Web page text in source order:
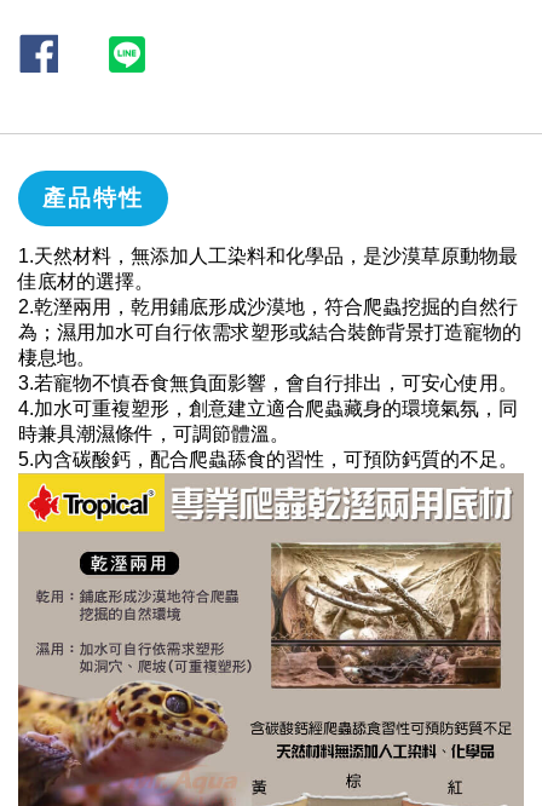
產品特性
1.天然材料，無添加人工染料和化學品，是沙漠草原動物最
佳底材的選擇。
2.乾溼兩用，乾用鋪底形成沙漠地，符合爬蟲挖掘的自然行
為；濕用加水可自行依需求塑形或結合裝飾背景打造寵物的
棲息地。
3.若寵物不慎吞食無負面影響，會自行排出，可安心使用。
4.加水可重複塑形，創意建立適合爬蟲藏身的環境氣氛，同
時兼具潮濕條件，可調節體溫。
5.內含碳酸鈣，配合爬蟲舔食的習性，可預防鈣質的不足。